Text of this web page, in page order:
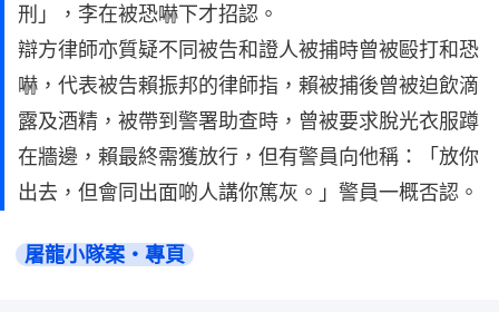
刑」，李在被恐嚇下才招認。
辯方律師亦質疑不同被告和證人被捕時曾被毆打和恐
嚇，代表被告賴振邦的律師指，賴被捕後曾被迫飲滴
露及酒精，被帶到警署助查時，曾被要求脫光衣服蹲
在牆邊，賴最終需獲放行，但有警員向他稱：「放你
出去，但會同出面啲人講你篤灰。」警員一概否認。
屠龍小隊案・專頁